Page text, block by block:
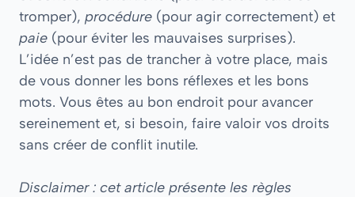
tromper), procédure (pour agir correctement) et
paie (pour éviter les mauvaises surprises).
L’idée n’est pas de trancher à votre place, mais
de vous donner les bons réflexes et les bons
mots. Vous êtes au bon endroit pour avancer
sereinement et, si besoin, faire valoir vos droits
sans créer de conflit inutile.
Disclaimer : cet article présente les règles